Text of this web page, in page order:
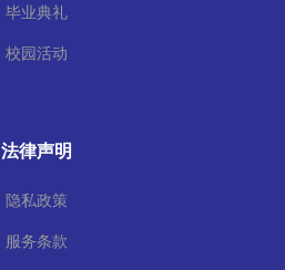
毕业典礼
校园活动
法律声明
隐私政策
服务条款